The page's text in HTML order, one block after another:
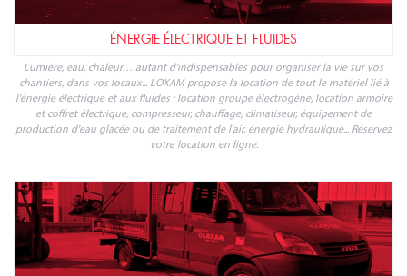
ÉNERGIE ÉLECTRIQUE ET FLUIDES
Lumière, eau, chaleur… autant d'indispensables pour organiser la vie sur vos
chantiers, dans vos locaux... LOXAM propose la location de tout le matériel lié à
l'énergie électrique et aux fluides : location groupe électrogène, location armoire
et coffret électrique, compresseur, chauffage, climatiseur, équipement de
production d'eau glacée ou de traitement de l'air, énergie hydraulique... Réservez
votre location en ligne.